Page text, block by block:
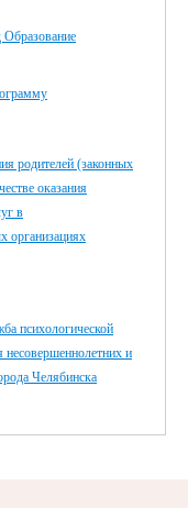
родителей (законных
оказания
в
организациях
психологической
и
Челябинска